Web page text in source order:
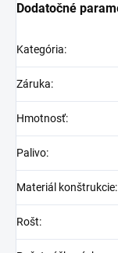
Dodatočné
Kategória:
Záruka:
Hmotnosť:
Palivo:
Materiál konštrukcie:
Rošt: